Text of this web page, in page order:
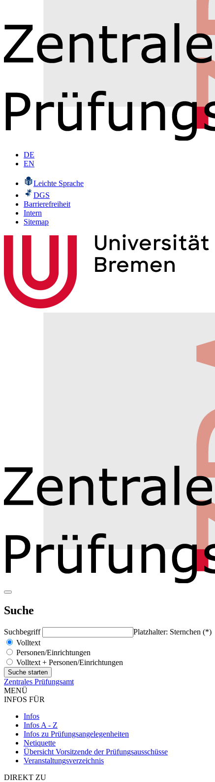
DE
EN
Leichte Sprache
DGS
Barrierefreiheit
Intern
Sitemap
Suche
Suchbegriff
Platzhalter: Sternchen (*)
Volltext
Personen/Einrichtungen
Volltext + Personen/Einrichtungen
Zentrales Prüfungsamt
MENÜ
INFOS FÜR
Infos
Infos A - Z
Infos zu Prüfungsangelegenheiten
Netiquette
Übersicht Vorsitzende der Prüfungsausschüsse
Veranstaltungsverzeichnis
DIREKT ZU